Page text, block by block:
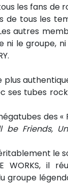
les fans de
de tous les
autres
le groupe, ni
plus
ses tubes
des «
be Friends,
le
il
groupe